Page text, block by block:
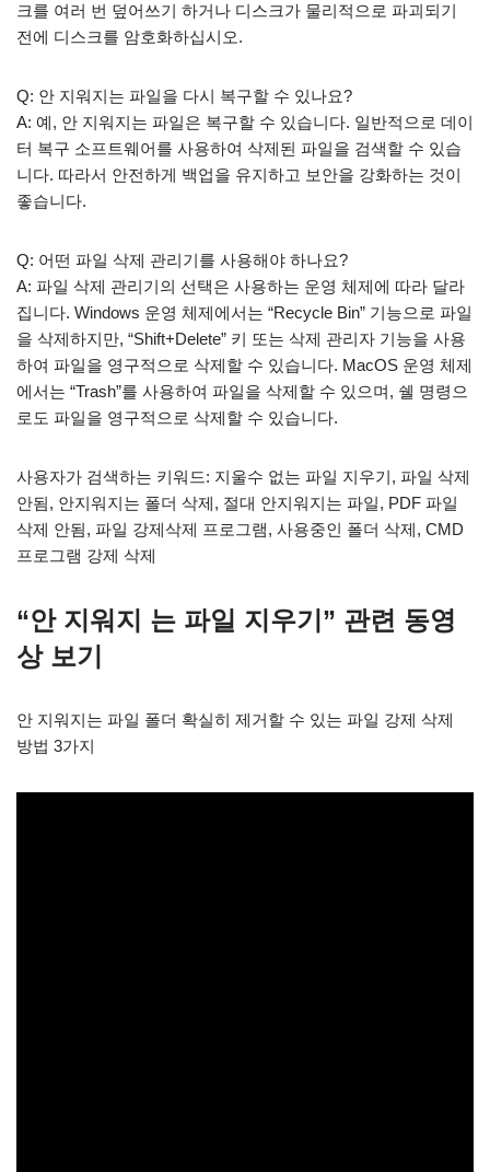
크를 여러 번 덮어쓰기 하거나 디스크가 물리적으로 파괴되기
전에 디스크를 암호화하십시오.
Q: 안 지워지는 파일을 다시 복구할 수 있나요?
A: 예, 안 지워지는 파일은 복구할 수 있습니다. 일반적으로 데이
터 복구 소프트웨어를 사용하여 삭제된 파일을 검색할 수 있습
니다. 따라서 안전하게 백업을 유지하고 보안을 강화하는 것이
좋습니다.
Q: 어떤 파일 삭제 관리기를 사용해야 하나요?
A: 파일 삭제 관리기의 선택은 사용하는 운영 체제에 따라 달라
집니다. Windows 운영 체제에서는 “Recycle Bin” 기능으로 파일
을 삭제하지만, “Shift+Delete” 키 또는 삭제 관리자 기능을 사용
하여 파일을 영구적으로 삭제할 수 있습니다. MacOS 운영 체제
에서는 “Trash”를 사용하여 파일을 삭제할 수 있으며, 쉘 명령으
로도 파일을 영구적으로 삭제할 수 있습니다.
사용자가 검색하는 키워드: 지울수 없는 파일 지우기, 파일 삭제
안됨, 안지워지는 폴더 삭제, 절대 안지워지는 파일, PDF 파일
삭제 안됨, 파일 강제삭제 프로그램, 사용중인 폴더 삭제, CMD
프로그램 강제 삭제
“안 지워지 는 파일 지우기” 관련 동영
상 보기
안 지워지는 파일 폴더 확실히 제거할 수 있는 파일 강제 삭제
방법 3가지